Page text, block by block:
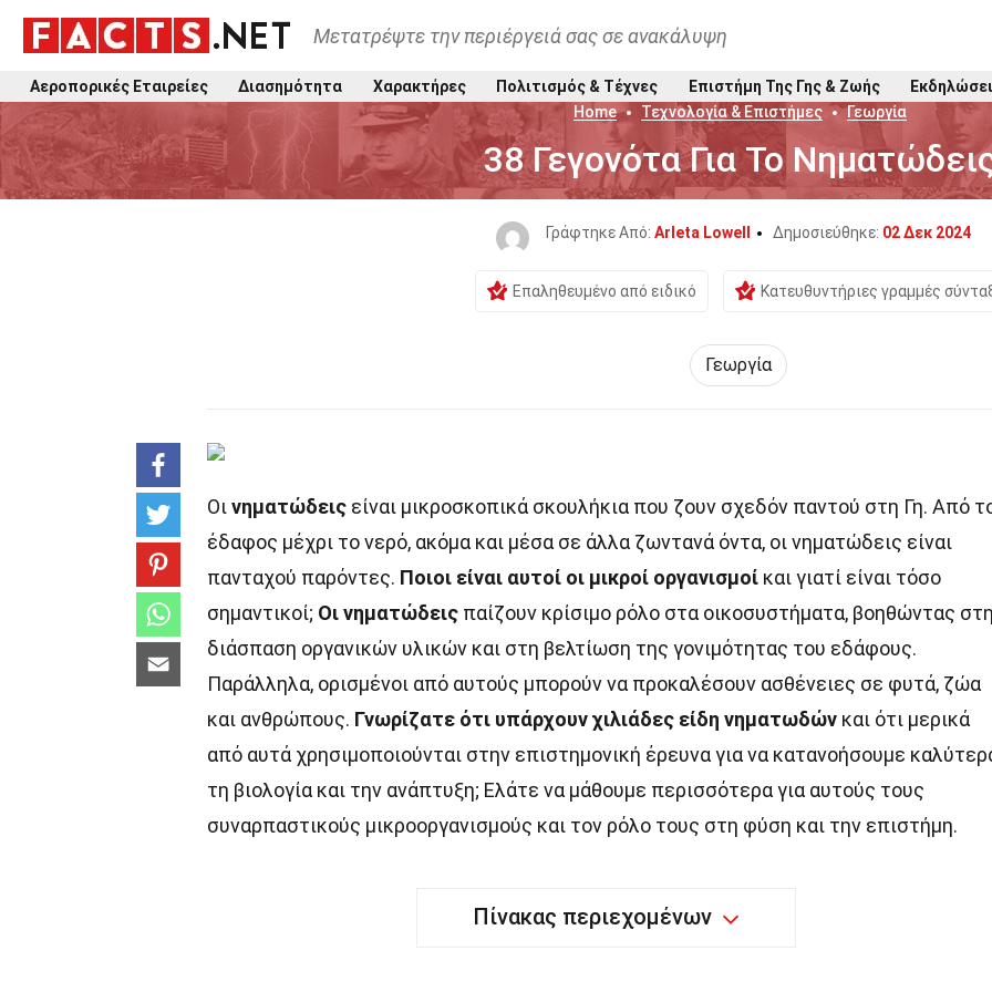
Μετατρέψτε την περιέργειά σας σε ανακάλυψη
Αεροπορικές Εταιρείες Διασημότητα Χαρακτήρες Πολιτισμός & Τέχνες Επιστήμη Της Γης & Ζωής
Home
Τεχνολογία & Επιστήμες Γεωργία
38 Γεγονότα Για Το
Γράφτηκε Από: Arleta Lowell Δημοσιεύθηκε: 02 Δεκ 2024
Επαληθευμένο από ειδικό Κατευθυντήριες γραμμές
Γεωργία
Οινηματώδεις είναι μικροσκοπικά σκουλήκια που ζουν σχεδόν παντού στη Γη. Από
έδαφος μέχρι το νερό, ακόμα και μέσα σε άλλα ζωντανά όντα, οι νηματώδεις είναι
πανταχού παρόντες. Ποιοι είναι αυτοί οι μικροί οργανισμοί και γιατί είναι τόσο
σημαντικοί; Οι νηματώδεις παίζουν κρίσιμο ρόλο στα οικοσυστήματα, βοηθώντας στη
διάσπαση οργανικών υλικών και στη βελτίωση της γονιμότητας του εδάφους.
Παράλληλα, ορισμένοι από αυτούς μπορούν να προκαλέσουν ασθένειες σε φυτά, ζώα
και ανθρώπους. Γνωρίζατε ότι υπάρχουν χιλιάδες είδη νηματωδών και ότι μερικά
από αυτά χρησιμοποιούνται στην επιστημονική έρευνα για να κατανοήσουμε
τη βιολογία και την ανάπτυξη; Ελάτε να μάθουμε περισσότερα για αυτούς τους
συναρπαστικούς μικροοργανισμούς και τον ρόλο τους στη φύση και την επιστήμη.
Πίνακας περιεχομένων